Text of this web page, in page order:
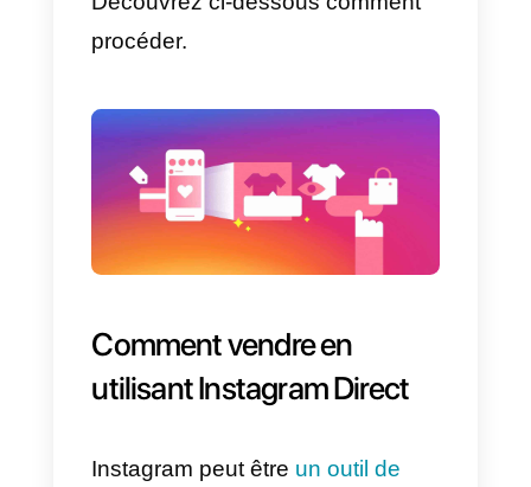
photos, de vidéos, d’histoires, de
la couverture et l’engagement, et
de pouvoir augmenter leurs
followers et leur communauté.
statistiques
grâce aux modules
d’analyse afin d’extraire des
informations intéressantes et